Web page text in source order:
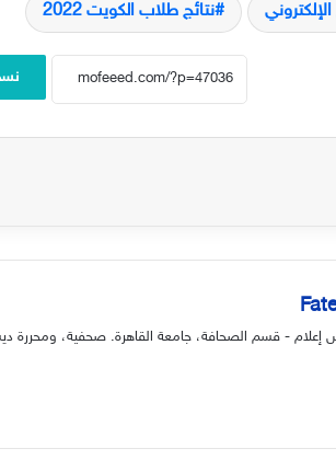
نتائج طلاب الكويت 2022
إعلام - قسم الصحافة، جامعة القاهرة. صحفية، ومحررة